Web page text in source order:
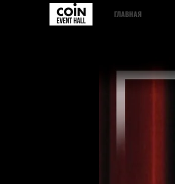
ГЛАВНАЯ